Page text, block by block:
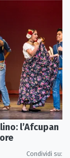
l’Afcupan
Condividi su: